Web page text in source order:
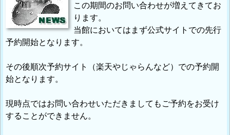
この期間のお問い合わせが増えてきてお
ります。
当館においてはまず公式サイトでの先行
予約開始となります。
その後順次予約サイト（楽天やじゃらんなど）での予約開
始となります。
現時点ではお問い合わせいただきましてもご予約をお受け
することができません。